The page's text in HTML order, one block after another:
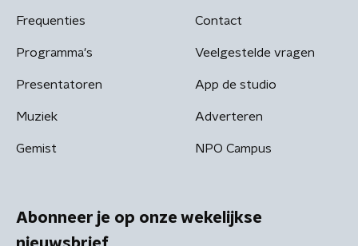
Frequenties
Programma's
Presentatoren
Muziek
Gemist
Contact
Veelgestelde vragen
App de studio
Adverteren
NPO Campus
Abonneer je op onze wekelijkse